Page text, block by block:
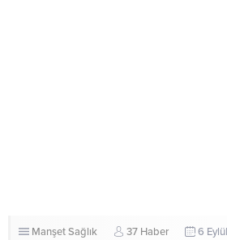
ManşetSağlık 37 Haber 6